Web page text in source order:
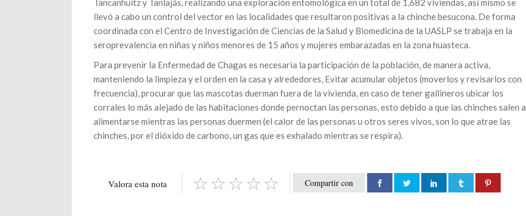
Tancanhuitz y Tanlajás, realizando una exploración entomológica en un total de 1,682 viviendas, así mismo se
llevó a cabo un control del vector en las localidades que resultaron positivas a la chinche besucona. De forma
coordinada con el Centro de Investigación de Ciencias de la Salud y Biomedicina de la UASLP se trabaja en la
seroprevalencia en niñas y niños menores de 15 años y mujeres embarazadas en la zona huasteca.
Para prevenir la Enfermedad de Chagas es necesaria la participación de la población, de manera activa,
manteniendo la limpieza y el orden en la casa y alrededores, Evitar acumular objetos (moverlos y revisarlos con
frecuencia), procurar que las mascotas duerman fuera de la vivienda, en caso de tener gallineros ubicar los
corrales lo más alejado de las habitaciones donde pernoctan las personas, esto debido a que las chinches salen a
alimentarse mientras las personas duermen (el calor de las personas u otros seres vivos, son lo que atrae las
chinches, por el dióxido de carbono, un gas que es exhalado mientras se respira).
Compartir con
Valora esta nota